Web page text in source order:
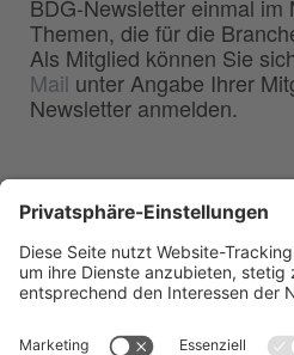
BDG-Newsletter einmal im
Themen, die für die
Als Mitglied können Sie
Mail unter Angabe Ihrer
Newsletter anmelden.